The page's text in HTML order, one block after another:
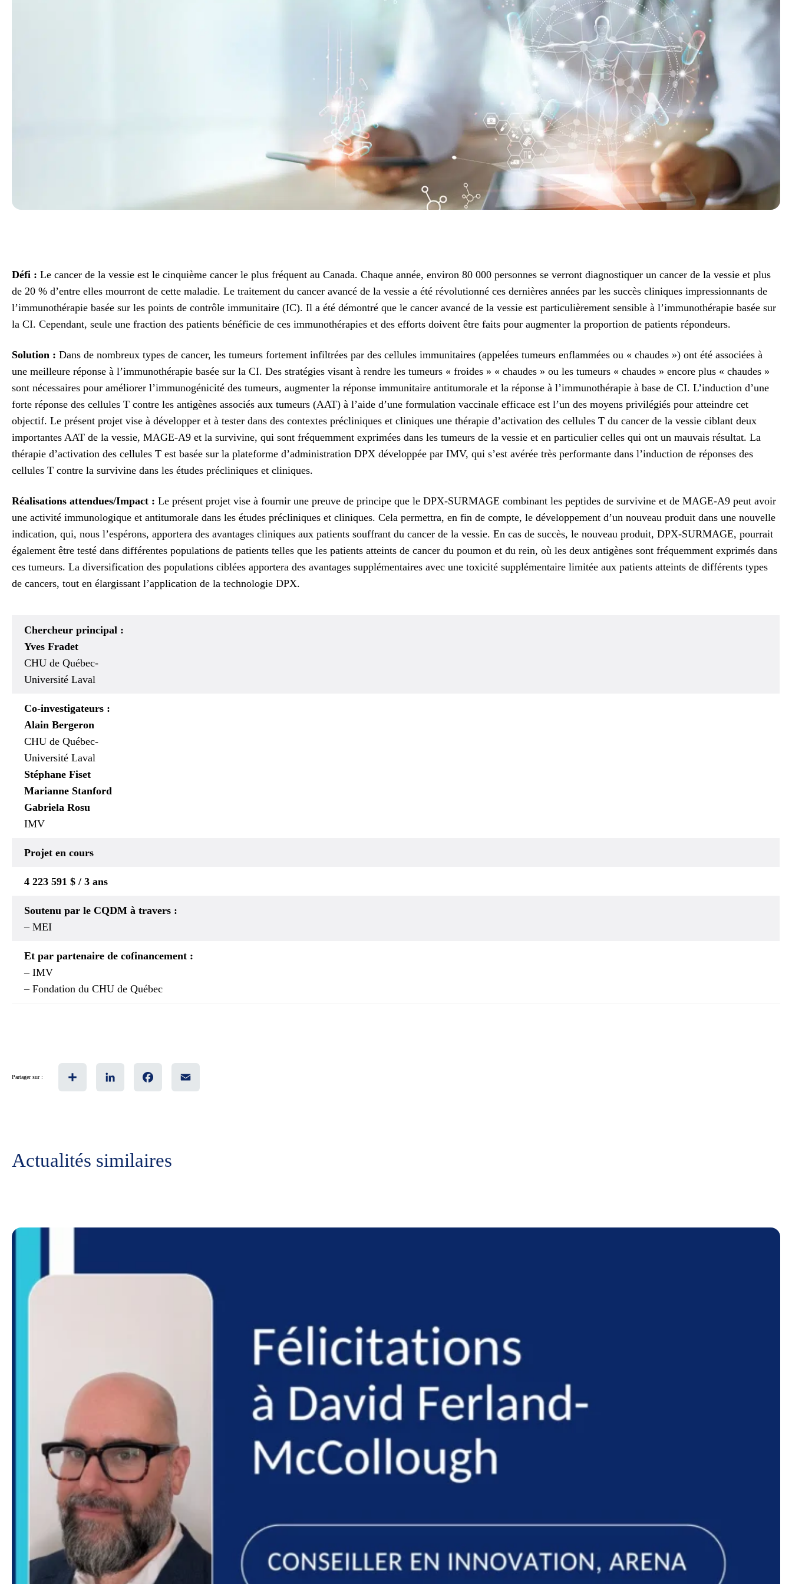
Défi : Le cancer de la vessie est le cinquième cancer le plus fréquent au Canada. Chaque année, environ 80 000 personnes se verront diagnostiquer un cancer de la vessie et plus
de 20 % d’entre elles mourront de cette maladie. Le traitement du cancer avancé de la vessie a été révolutionné ces dernières années par les succès cliniques impressionnants de
l’immunothérapie basée sur les points de contrôle immunitaire (IC). Il a été démontré que le cancer avancé de la vessie est particulièrement sensible à l’immunothérapie basée sur
la CI. Cependant, seule une fraction des patients bénéficie de ces immunothérapies et des efforts doivent être faits pour augmenter la proportion de patients répondeurs.
Solution : Dans de nombreux types de cancer, les tumeurs fortement infiltrées par des cellules immunitaires (appelées tumeurs enflammées ou « chaudes ») ont été associées à
une meilleure réponse à l’immunothérapie basée sur la CI. Des stratégies visant à rendre les tumeurs « froides » « chaudes » ou les tumeurs « chaudes » encore plus « chaudes »
sont nécessaires pour améliorer l’immunogénicité des tumeurs, augmenter la réponse immunitaire antitumorale et la réponse à l’immunothérapie à base de CI. L’induction d’une
forte réponse des cellules T contre les antigènes associés aux tumeurs (AAT) à l’aide d’une formulation vaccinale efficace est l’un des moyens privilégiés pour atteindre cet
objectif. Le présent projet vise à développer et à tester dans des contextes précliniques et cliniques une thérapie d’activation des cellules T du cancer de la vessie ciblant deux
importantes AAT de la vessie, MAGE-A9 et la survivine, qui sont fréquemment exprimées dans les tumeurs de la vessie et en particulier celles qui ont un mauvais résultat. La
thérapie d’activation des cellules T est basée sur la plateforme d’administration DPX développée par IMV, qui s’est avérée très performante dans l’induction de réponses des
cellules T contre la survivine dans les études précliniques et cliniques.
Réalisations attendues/Impact : Le présent projet vise à fournir une preuve de principe que le DPX-SURMAGE combinant les peptides de survivine et de MAGE-A9 peut avoir
une activité immunologique et antitumorale dans les études précliniques et cliniques. Cela permettra, en fin de compte, le développement d’un nouveau produit dans une nouvelle
indication, qui, nous l’espérons, apportera des avantages cliniques aux patients souffrant du cancer de la vessie. En cas de succès, le nouveau produit, DPX-SURMAGE, pourrait
également être testé dans différentes populations de patients telles que les patients atteints de cancer du poumon et du rein, où les deux antigènes sont fréquemment exprimés dans
ces tumeurs. La diversification des populations ciblées apportera des avantages supplémentaires avec une toxicité supplémentaire limitée aux patients atteints de différents types
de cancers, tout en élargissant l’application de la technologie DPX.
Chercheur principal :
Yves Fradet
CHU de Québec-
Université Laval
Co-investigateurs :
Alain Bergeron
CHU de Québec-
Université Laval
Stéphane Fiset
Marianne Stanford
Gabriela Rosu
IMV
Projet en cours
4 223 591 $ / 3 ans
Soutenu par le CQDM à travers :
– MEI
Et par partenaire de cofinancement :
– IMV
– Fondation du CHU de Québec
Partager sur :
Actualités similaires